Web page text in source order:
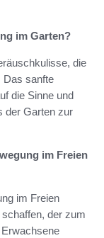
im Garten?
die
Das sanfte
die Sinne und
der Garten zur
im Freien
im Freien
der zum